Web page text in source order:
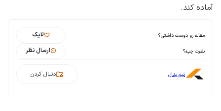
آماده کند.
مقاله رو دوست داشتی؟ لایک
نظرت چیه؟ ارسال نظر
تیم پدال دنبال کردن